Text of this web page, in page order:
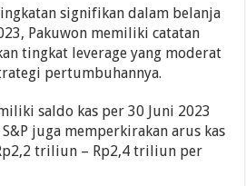
signifikan dalam belanja
Pakuwon memiliki catatan
tingkat leverage yang moderat
pertumbuhannya.
saldo kas per 30 Juni 2023
juga memperkirakan arus kas
triliun – Rp2,4 triliun per